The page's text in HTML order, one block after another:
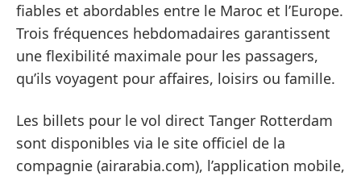
fiables et abordables entre le Maroc et l’Europe.
Trois fréquences hebdomadaires garantissent
une flexibilité maximale pour les passagers,
qu’ils voyagent pour affaires, loisirs ou famille.
Les billets pour le vol direct Tanger Rotterdam
sont disponibles via le site officiel de la
compagnie (airarabia.com), l’application mobile,